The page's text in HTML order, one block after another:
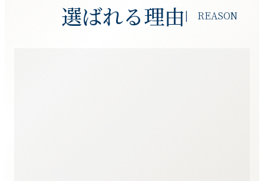
選ばれる理由| REASON